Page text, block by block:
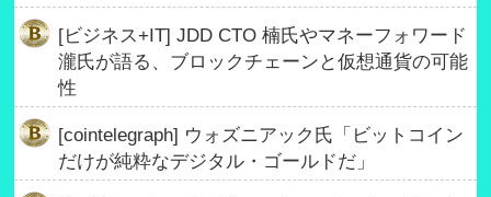
[ビジネス+IT] JDD CTO 楠氏やマネーフォワード
瀧氏が語る、ブロックチェーンと仮想通貨の可能
性
[cointelegraph] ウォズニアック氏「ビットコイン
だけが純粋なデジタル・ゴールドだ」